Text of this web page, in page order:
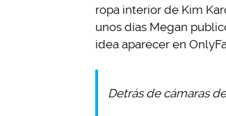
ropa interior de Kim
unos días Megan
idea aparecer en
Detrás de cámaras